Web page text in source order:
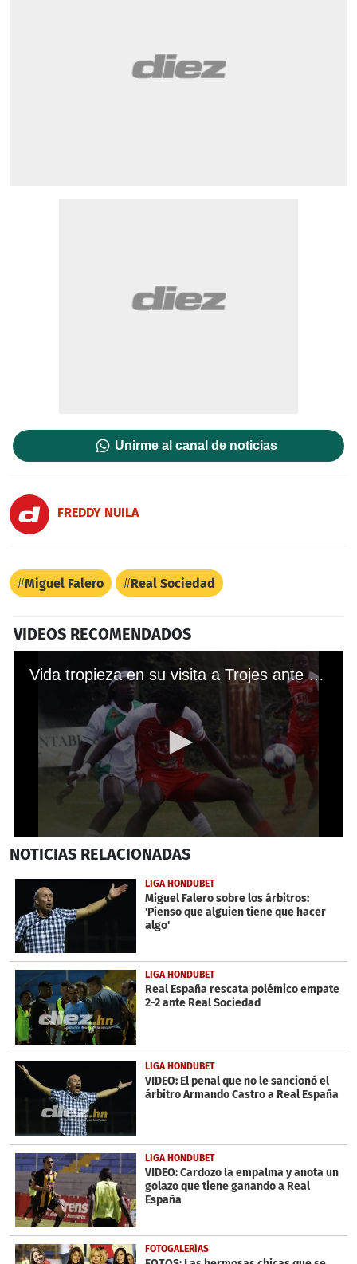
Unirme al canal de noticias
FREDDY NUILA
Miguel Falero Real Sociedad
VIDEOS RECOMENDADOS
Vida tropieza en su visita a Trojes ante Hondupino en la ida de los cuartos de final del Ascenso
seconds
25
seconds
NOTICIAS RELACIONADAS
LIGA HONDUBET
Miguel Falero sobre los árbitros:
'Pienso que alguien tiene que hacer
algo'
LIGA HONDUBET
Real España rescata polémico empate
2-2 ante Real Sociedad
LIGA HONDUBET
VIDEO: El penal que no le sancionó el
árbitro Armando Castro a Real España
LIGA HONDUBET
VIDEO: Cardozo la empalma y anota un
golazo que tiene ganando a Real
España
FOTOGALERÍAS